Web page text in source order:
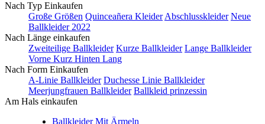
Nach Typ Einkaufen
Große Größen Quinceañera KleiderAbschlusskleider Neue
Ballkleider 2022
Nach Länge einkaufen
Zweiteilige Ballkleider Kurze Ballkleider Lange Ballkleider
Vorne Kurz Hinten Lang
Nach Form Einkaufen
A-Linie Ballkleider Duchesse Linie Ballkleider
Meerjungfrauen Ballkleider Ballkleid prinzessin
Am Hals einkaufen
Ballkleider Mit Ärmeln